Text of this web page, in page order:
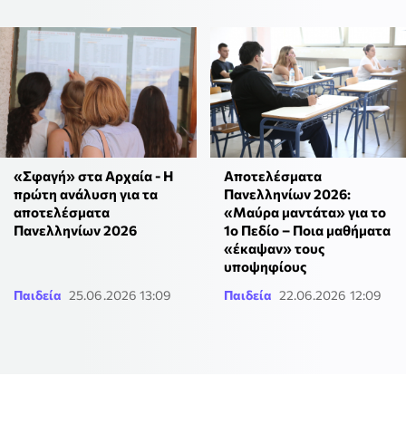
«Σφαγή» στα Αρχαία - Η
πρώτη ανάλυση για τα
αποτελέσματα
Πανελληνίων 2026
Παιδεία 25.06.2026 13:09
Αποτελέσματα
Πανελληνίων 2026:
«Μαύρα μαντάτα» για το
1ο Πεδίο – Ποια μαθήματα
«έκαψαν» τους
υποψηφίους
Παιδεία 22.06.2026 12:09